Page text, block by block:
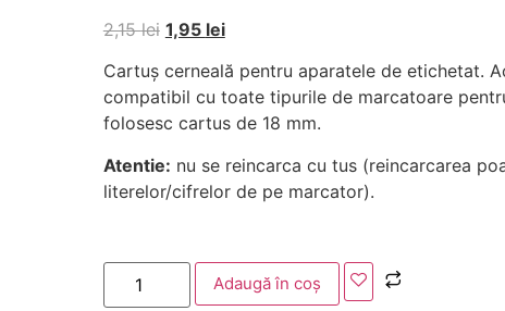
2,15lei 1,95 lei
Cartuș cerneală pentru aparatele de etichetat.
compatibil cu toate tipurile de marcatoare
folosesc cartus de 18 mm.
Atentie: nu se reincarca cu tus (reincarcarea
literelor/cifrelor de pe marcator).
Adaugă în coș